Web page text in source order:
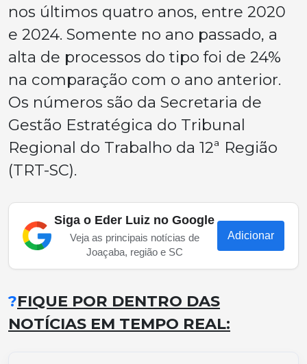
nos últimos quatro anos, entre 2020
e 2024. Somente no ano passado, a
alta de processos do tipo foi de 24%
na comparação com o ano anterior.
Os números são da Secretaria de
Gestão Estratégica do Tribunal
Regional do Trabalho da 12ª Região
(TRT-SC).
Siga o Eder Luiz no Google
Veja as principais notícias de
Joaçaba, região e SC
Adicionar
?FIQUE POR DENTRO DAS
NOTÍCIAS EM TEMPO REAL: